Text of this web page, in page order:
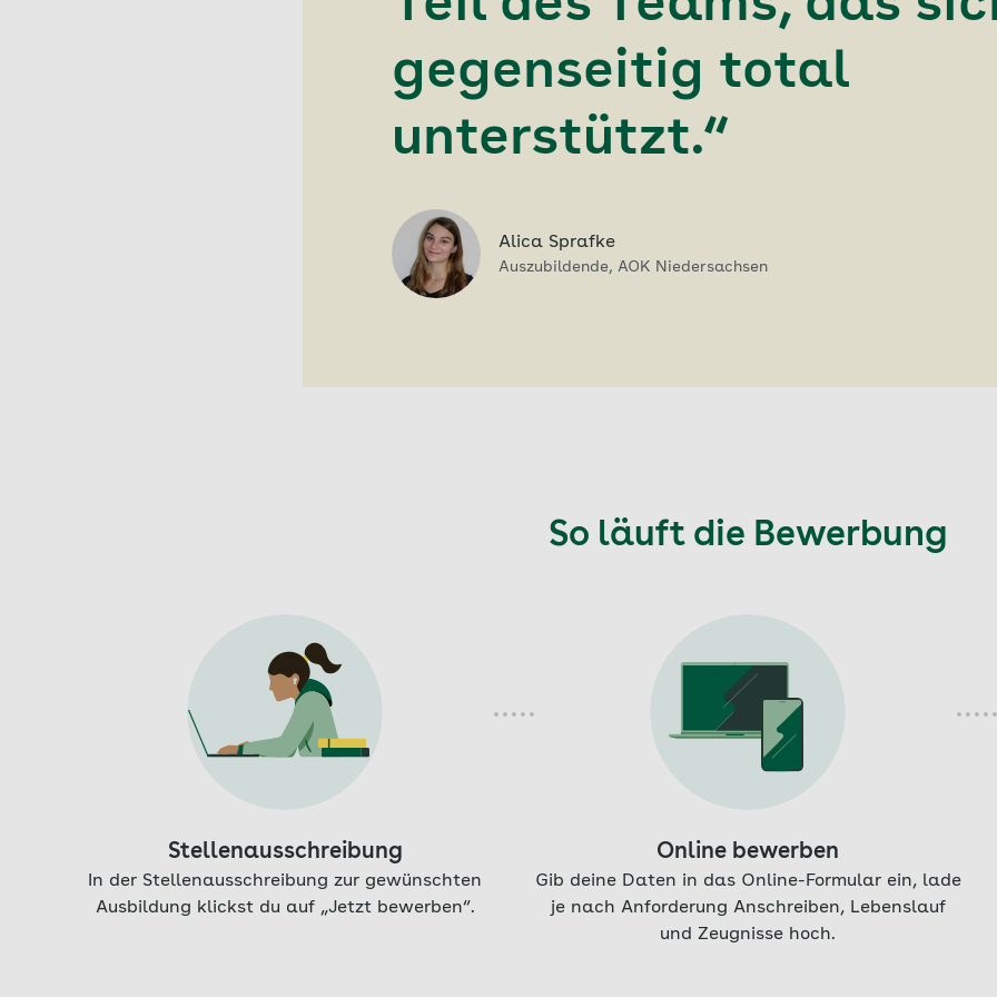
gegenseitig total
unterstützt.“
Alica Sprafke
Auszubildende, AOK Niedersachsen
So läuft die Bewerbung
Stellenausschreibung
In der Stellenausschreibung zur gewünschten
Ausbildung klickst du auf „Jetzt bewerben“.
Online bewerben
Gib deine Daten in das Online-Formular ein, lade
je nach Anforderung Anschreiben, Lebenslauf
und Zeugnisse hoch.